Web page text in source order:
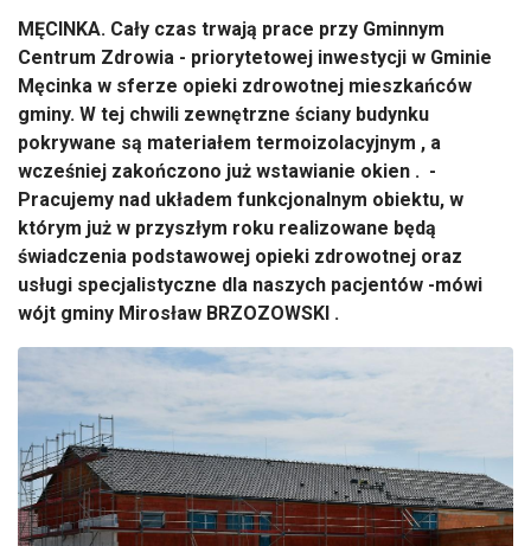
MĘCINKA. Cały czas trwają prace przy Gminnym
Centrum Zdrowia - priorytetowej inwestycji w Gminie
Męcinka w sferze opieki zdrowotnej mieszkańców
gminy. W tej chwili zewnętrzne ściany budynku
pokrywane są materiałem termoizolacyjnym , a
wcześniej zakończono już wstawianie okien . -
Pracujemy nad układem funkcjonalnym obiektu, w
którym już w przyszłym roku realizowane będą
świadczenia podstawowej opieki zdrowotnej oraz
usługi specjalistyczne dla naszych pacjentów -mówi
wójt gminy Mirosław BRZOZOWSKI .